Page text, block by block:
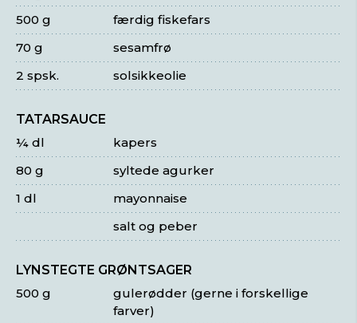
færdig fiskefars
500 g
sesamfrø
70 g
solsikkeolie
2 spsk.
TATARSAUCE
kapers
¼ dl
syltede agurker
80 g
mayonnaise
1 dl
salt og peber
LYNSTEGTE GRØNTSAGER
gulerødder (gerne i forskellige
farver)
500 g